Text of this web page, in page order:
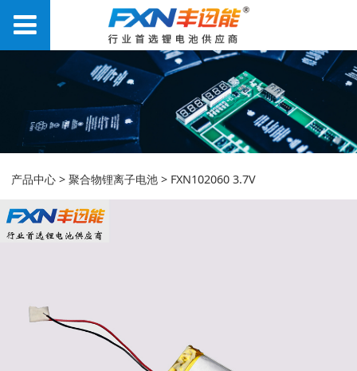
FXN102060 3.7V
产品中心 >聚合物锂离子电池 > FXN102060 3.7V